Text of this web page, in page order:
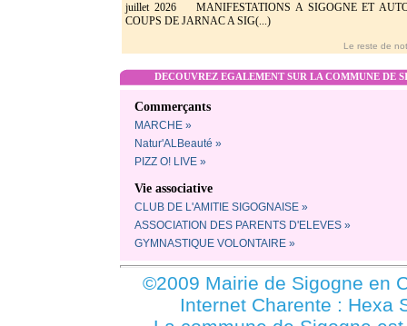
juillet 2026 MANIFESTATIONS A SIGOGNE ET
COUPS DE JARNAC A SIG(...)
Le reste de
DECOUVREZ EGALEMENT SUR LA COMMUNE DE
Commerçants
MARCHE »
Natur'ALBeauté »
PIZZ O! LIVE »
Vie associative
CLUB DE L'AMITIE SIGOGNAISE »
ASSOCIATION DES PARENTS D'ELEVES »
GYMNASTIQUE VOLONTAIRE »
©2009 Mairie de Sigogne en
Internet Charente : Hexa